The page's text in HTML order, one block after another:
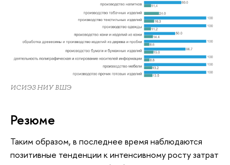
ИСИЭЗ НИУ ВШЭ
Резюме
Таким образом, в последнее время наблюдаются
позитивные тенденции к интенсивному росту затрат